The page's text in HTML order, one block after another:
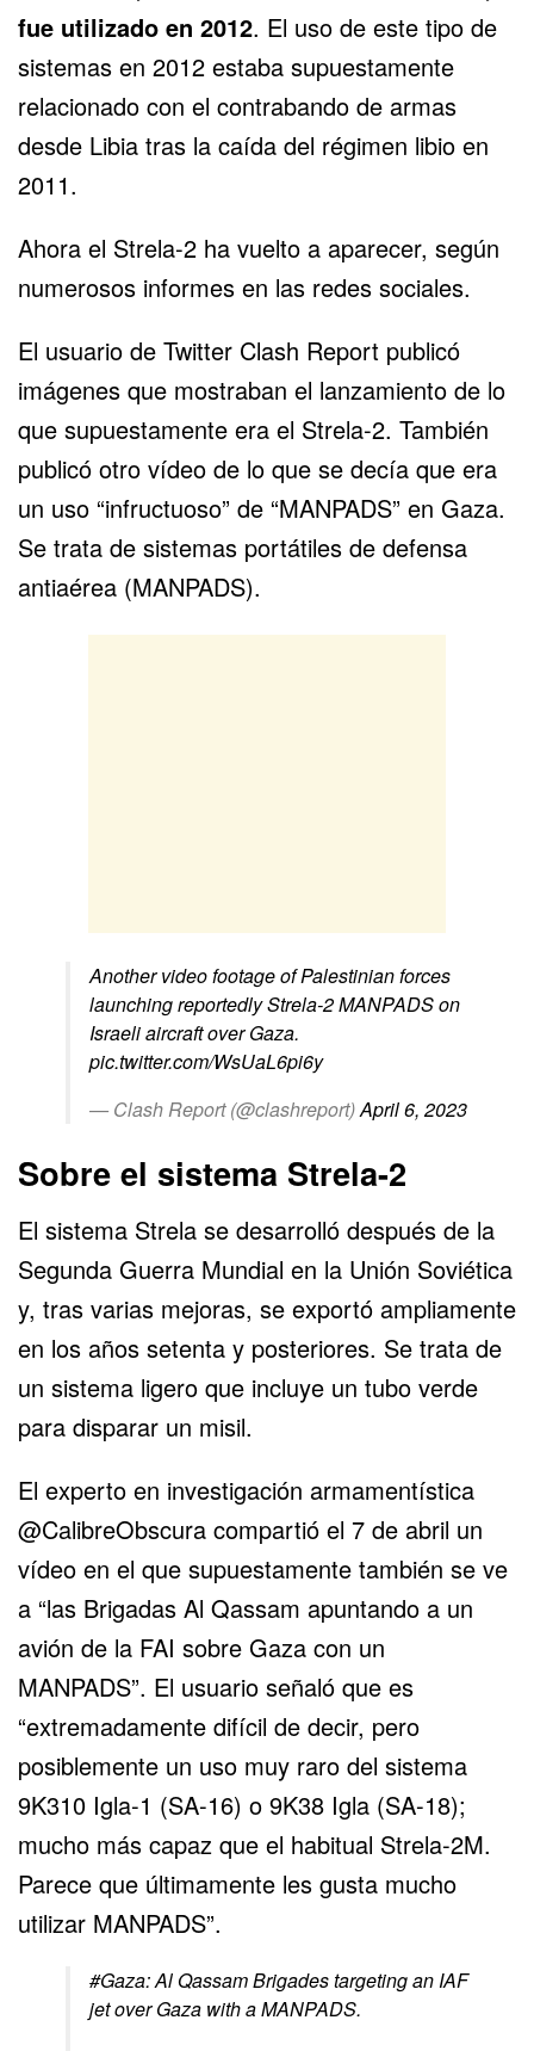
fue utilizado en 2012. El uso de este tipo de
sistemas en 2012 estaba supuestamente
relacionado con el contrabando de armas
desde Libia tras la caída del régimen libio en
2011.
Ahora el Strela-2 ha vuelto a aparecer, según
numerosos informes en las redes sociales.
El usuario de Twitter Clash Report publicó
imágenes que mostraban el lanzamiento de lo
que supuestamente era el Strela-2. También
publicó otro vídeo de lo que se decía que era
un uso “infructuoso” de “MANPADS” en Gaza.
Se trata de sistemas portátiles de defensa
antiaérea (MANPADS).
Another video footage of Palestinian forces
launching reportedly Strela-2 MANPADS on
Israeli aircraft over Gaza.
pic.twitter.com/WsUaL6pi6y
— Clash Report (@clashreport)April 6, 2023
Sobre el sistema Strela-2
El sistema Strela se desarrolló después de la
Segunda Guerra Mundial en la Unión Soviética
y, tras varias mejoras, se exportó ampliamente
en los años setenta y posteriores. Se trata de
un sistema ligero que incluye un tubo verde
para disparar un misil.
El experto en investigación armamentística
@CalibreObscura compartió el 7 de abril un
vídeo en el que supuestamente también se ve
a “las Brigadas Al Qassam apuntando a un
avión de la FAI sobre Gaza con un
MANPADS”. El usuario señaló que es
“extremadamente difícil de decir, pero
posiblemente un uso muy raro del sistema
9K310 Igla-1 (SA-16) o 9K38 Igla (SA-18);
mucho más capaz que el habitual Strela-2M.
Parece que últimamente les gusta mucho
utilizar MANPADS”.
#Gaza: Al Qassam Brigades targeting an IAF
jet over Gaza with a MANPADS.